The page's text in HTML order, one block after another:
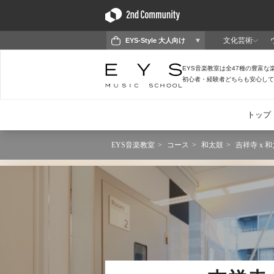
EYS音楽教室 コース 和太鼓 吉祥寺 x 和